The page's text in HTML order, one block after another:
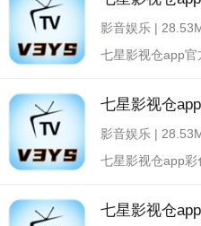
影音娱乐 |
七星影视仓
影音娱乐 |
七星影视仓